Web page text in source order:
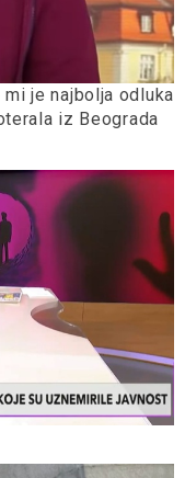
je najbolja odluka
iz Beograda